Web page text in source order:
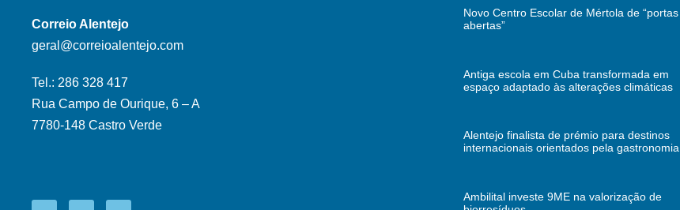
Correio Alentejo
geral@correioalentejo.com
Tel.: 286 328 417
Rua Campo de Ourique, 6 – A
7780-148 Castro Verde
Novo Centro Escolar de Mértola de “portas
abertas”
Antiga escola em Cuba transformada em
espaço adaptado às alterações climáticas
Alentejo finalista de prémio para destinos
internacionais orientados pela gastronomia
Ambilital investe 9ME na valorização de